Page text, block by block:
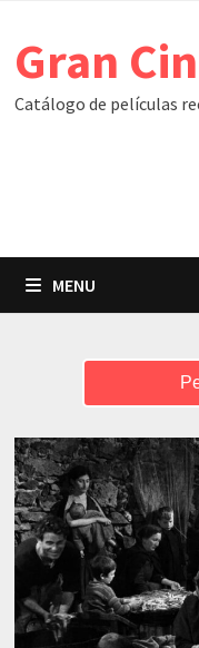
content
Gran
Catálogo de películas
MENU